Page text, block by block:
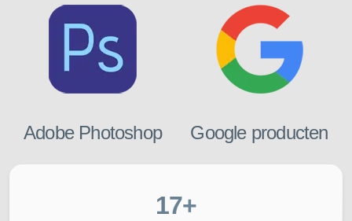
Adobe Photoshop Google producten
17+